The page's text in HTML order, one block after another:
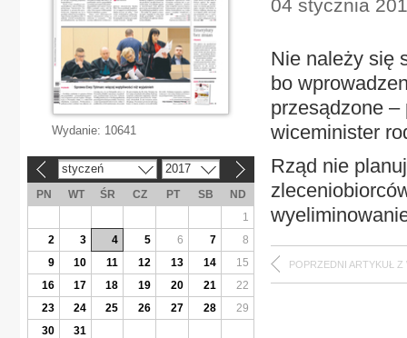
04 stycznia
Nie należy się
bo
przesądzone –
wiceminister
Rząd nie
POPRZEDNI ARTYKUŁ Z
Wydanie: 10641
styczeń 2017
PN WT ŚR CZ PT SB
ND
1
2
3 4 5 6 7
8
9
10 11 12 13 14
15
16
17 18 19 20 21
22
23
24 25 26 27 28
29
30
31